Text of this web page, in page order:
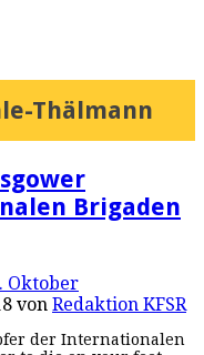
Thälmann
Brigaden
Oktober
von Redaktion KFSR
der Internationalen